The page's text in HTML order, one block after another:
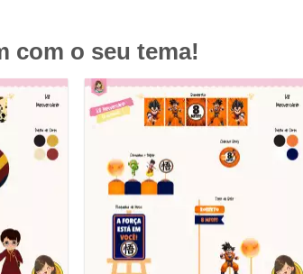
com o seu tema!